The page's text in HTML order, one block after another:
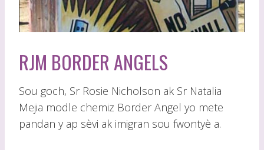
RJM BORDER ANGELS
Sou goch, Sr Rosie Nicholson ak Sr Natalia
Mejia modle chemiz Border Angel yo mete
pandan y ap sèvi ak imigran sou fwontyè a.